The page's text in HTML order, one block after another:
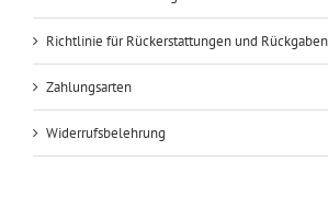
Richtlinie für Rückerstattungen und Rückgaben
Zahlungsarten
Widerrufsbelehrung